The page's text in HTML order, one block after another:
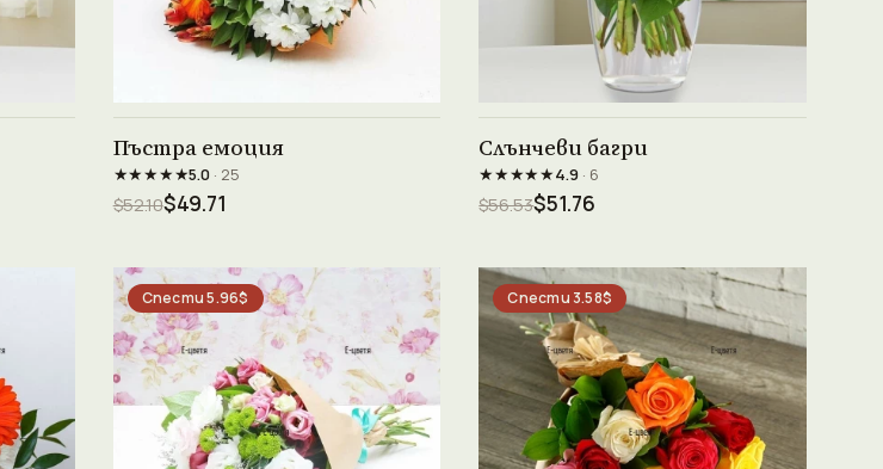
Пъстра емоция
★★★★★5.0 · 25
$52.10$49.71
Слънчеви багри
★★★★★4.9· 6
$56.53$51.76
Спести 5.96$ Спести 3.58$